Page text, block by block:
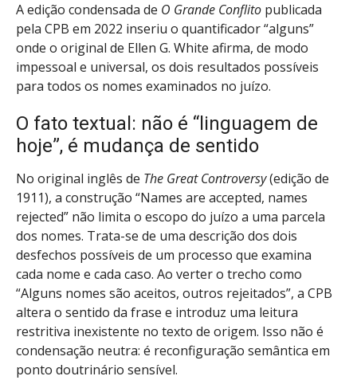
A edição condensada de O Grande Conflito publicada
pela CPB em 2022 inseriu o quantificador “alguns”
onde o original de Ellen G. White afirma, de modo
impessoal e universal, os dois resultados possíveis
para todos os nomes examinados no juízo.
O fato textual: não é “linguagem de
hoje”, é mudança de sentido
No original inglês de The Great Controversy(edição de
1911), a construção “Names are accepted, names
rejected” não limita o escopo do juízo a uma parcela
dos nomes. Trata-se de uma descrição dos dois
desfechos possíveis de um processo que examina
cada nome e cada caso. Ao verter o trecho como
“Alguns nomes são aceitos, outros rejeitados”, a CPB
altera o sentido da frase e introduz uma leitura
restritiva inexistente no texto de origem. Isso não é
condensação neutra: é reconfiguração semântica em
ponto doutrinário sensível.